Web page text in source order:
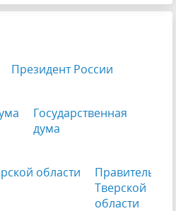
Президент России
Государственная
дума
Тверской
области